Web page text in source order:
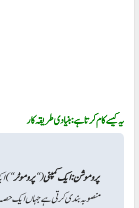
یہ کیسے کام کرتا ہے: بنیادی طریقہ کار
پروموشن: ایک کمپنی(“پروموٹر“)
منصوبہ بندی کرتی ہے جہاں ایک حصہ